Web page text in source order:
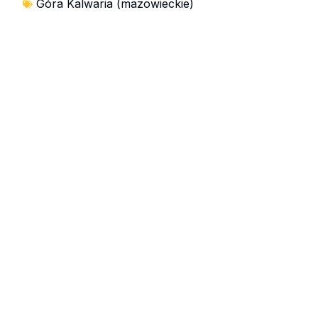
Góra Kalwaria (mazowieckie)